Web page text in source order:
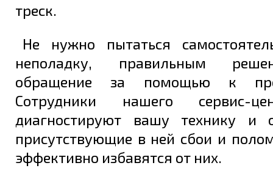
треск.
Не нужно пытаться
неполадку, правильным
обращение за помощью к
Сотрудники нашего сервис-
диагностируют вашу технику и
присутствующие в ней сбои и
эффективно избавятся от них.